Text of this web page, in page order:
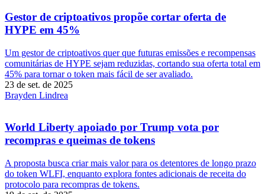
Gestor de criptoativos propõe cortar oferta de
HYPE em 45%
Um gestor de criptoativos quer que futuras emissões e recompensas
comunitárias de HYPE sejam reduzidas, cortando sua oferta total em
45% para tornar o token mais fácil de ser avaliado.
23 de set. de 2025
Brayden Lindrea
World Liberty apoiado por Trump vota por
recompras e queimas de tokens
A proposta busca criar mais valor para os detentores de longo prazo
do token WLFI, enquanto explora fontes adicionais de receita do
protocolo para recompras de tokens.